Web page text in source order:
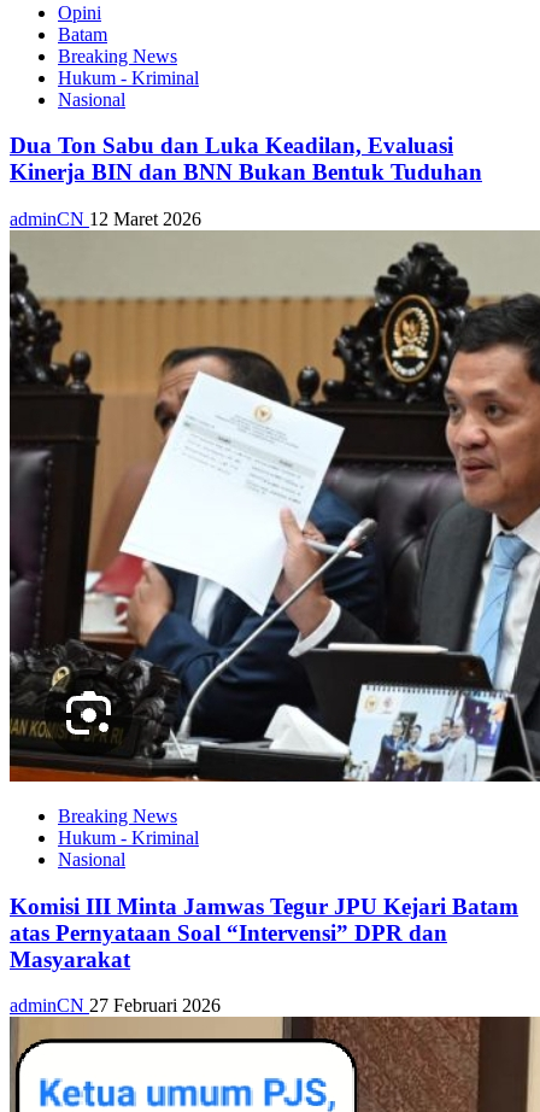
Opini
Batam
Breaking News
Hukum - Kriminal
Nasional
Dua Ton Sabu dan Luka Keadilan, Evaluasi
Kinerja BIN dan BNN Bukan Bentuk Tuduhan
adminCN 12 Maret 2026
Breaking News
Hukum - Kriminal
Nasional
Komisi III Minta Jamwas Tegur JPU Kejari Batam
atas Pernyataan Soal “Intervensi” DPR dan
Masyarakat
adminCN 27 Februari 2026